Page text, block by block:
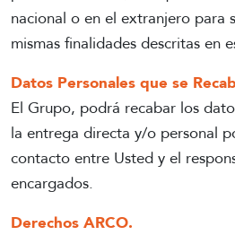
nacional o en el extranjero para
mismas finalidades descritas en
Datos Personales que se
El Grupo, podrá recabar los
la entrega directa y/o personal
contacto entre Usted y el
encargados.
Derechos ARCO.